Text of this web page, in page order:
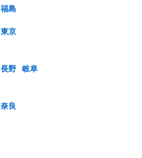
福島
東京
長野 岐阜
奈良